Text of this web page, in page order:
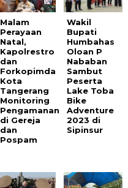
Malam
Perayaan
Natal,
Kapolrestro
dan
Forkopimda
Kota
Tangerang
Monitoring
Pengamanan
di Gereja
dan
Pospam
Wakil
Bupati
Humbahas
Oloan P
Nababan
Sambut
Peserta
Lake Toba
Bike
Adventure
2023 di
Sipinsur